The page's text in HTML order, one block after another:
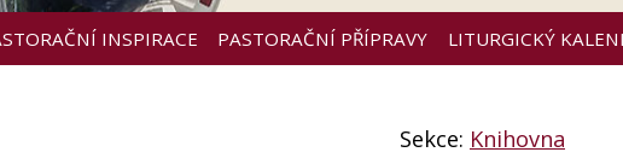
INSPIRACE PASTORAČNÍ PŘÍPRAVY LITURGICKÝ
Sekce: Knihovna